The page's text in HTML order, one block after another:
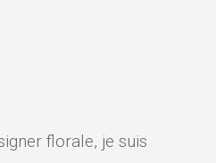
florale, je suis